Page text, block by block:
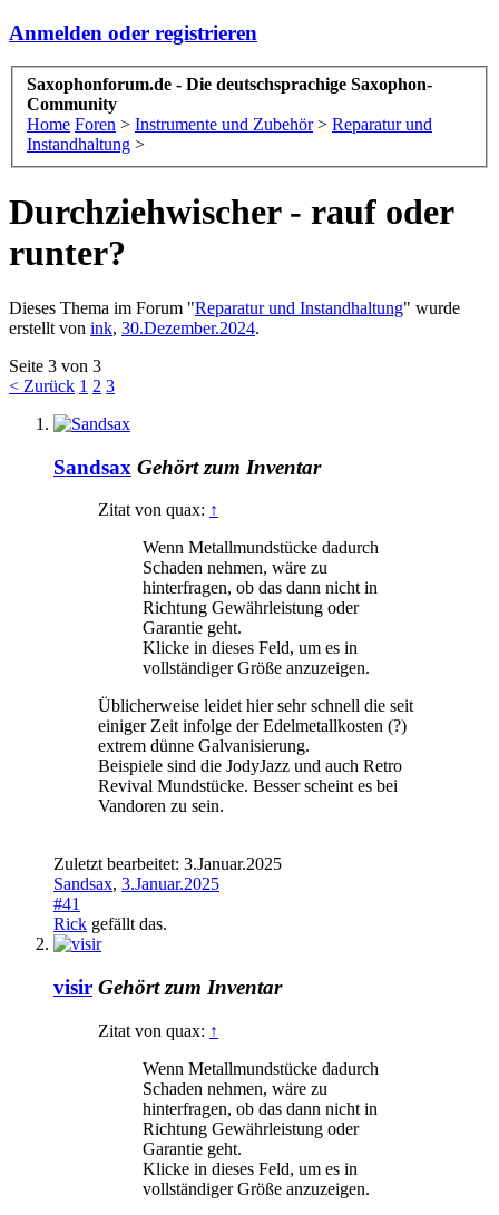
Anmelden oder registrieren
Saxophonforum.de - Die deutschsprachige Saxophon-
Community
Home Foren > Instrumente und Zubehör > Reparatur und
Instandhaltung >
Durchziehwischer - rauf oder
runter?
Dieses Thema im Forum "Reparatur und Instandhaltung" wurde
erstellt von ink, 30.Dezember.2024.
Seite 3 von 3
< Zurück 1 2 3
Sandsax Gehört zum Inventar
Zitat von quax: ↑
Wenn Metallmundstücke dadurch
Schaden nehmen, wäre zu
hinterfragen, ob das dann nicht in
Richtung Gewährleistung oder
Garantie geht.
Klicke in dieses Feld, um es in
vollständiger Größe anzuzeigen.
Üblicherweise leidet hier sehr schnell die seit
einiger Zeit infolge der Edelmetallkosten (?)
extrem dünne Galvanisierung.
Beispiele sind die JodyJazz und auch Retro
Revival Mundstücke. Besser scheint es bei
Vandoren zu sein.
Zuletzt bearbeitet: 3.Januar.2025
Sandsax, 3.Januar.2025
#41
Rick gefällt das.
visir Gehört zum Inventar
Zitat von quax: ↑
Wenn Metallmundstücke dadurch
Schaden nehmen, wäre zu
hinterfragen, ob das dann nicht in
Richtung Gewährleistung oder
Garantie geht.
Klicke in dieses Feld, um es in
vollständiger Größe anzuzeigen.